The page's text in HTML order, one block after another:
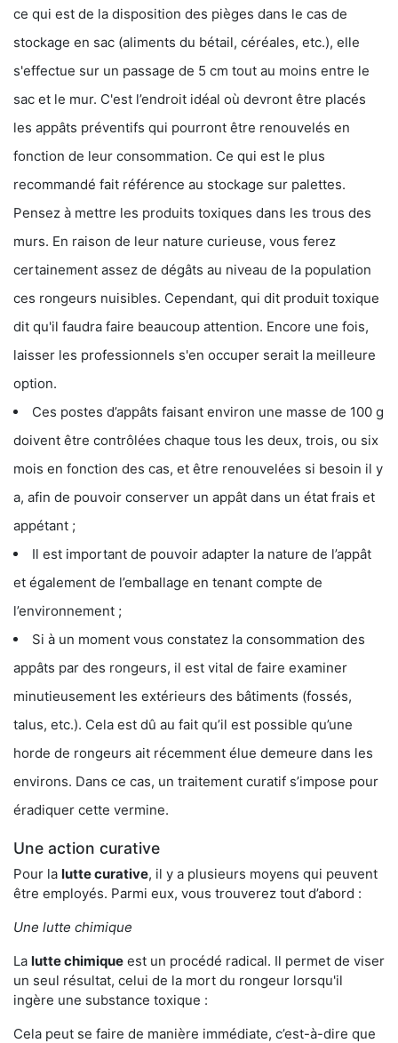
ce qui est de la disposition des pièges dans le cas de
stockage en sac (aliments du bétail, céréales, etc.), elle
s'effectue sur un passage de 5 cm tout au moins entre le
sac et le mur. C'est l’endroit idéal où devront être placés
les appâts préventifs qui pourront être renouvelés en
fonction de leur consommation. Ce qui est le plus
recommandé fait référence au stockage sur palettes.
Pensez à mettre les produits toxiques dans les trous des
murs. En raison de leur nature curieuse, vous ferez
certainement assez de dégâts au niveau de la population
ces rongeurs nuisibles. Cependant, qui dit produit toxique
dit qu'il faudra faire beaucoup attention. Encore une fois,
laisser les professionnels s'en occuper serait la meilleure
option.
Ces postes d’appâts faisant environ une masse de 100 g
doivent être contrôlées chaque tous les deux, trois, ou six
mois en fonction des cas, et être renouvelées si besoin il y
a, afin de pouvoir conserver un appât dans un état frais et
appétant ;
Il est important de pouvoir adapter la nature de l’appât
et également de l’emballage en tenant compte de
l’environnement ;
Si à un moment vous constatez la consommation des
appâts par des rongeurs, il est vital de faire examiner
minutieusement les extérieurs des bâtiments (fossés,
talus, etc.). Cela est dû au fait qu’il est possible qu’une
horde de rongeurs ait récemment élue demeure dans les
environs. Dans ce cas, un traitement curatif s’impose pour
éradiquer cette vermine.
Une action curative
Pour la lutte curative, il y a plusieurs moyens qui peuvent
être employés. Parmi eux, vous trouverez tout d’abord :
Une lutte chimique
La lutte chimique est un procédé radical. Il permet de viser
un seul résultat, celui de la mort du rongeur lorsqu'il
ingère une substance toxique :
Cela peut se faire de manière immédiate, c’est-à-dire que